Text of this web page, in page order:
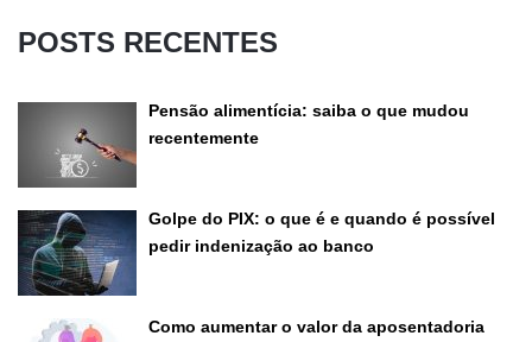
POSTS RECENTES
Pensão alimentícia: saiba o que mudou
recentemente
Golpe do PIX: o que é e quando é possível
pedir indenização ao banco
Como aumentar o valor da aposentadoria